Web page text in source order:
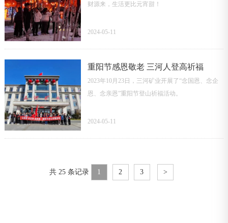
财源来，生活更比元宵甜！
2024-05-11
重阳节感恩敬老 三河人登高祈福
2023年10月23日，三河矿业开展了“念国恩、念企
恩、念亲恩”重阳节登山祈福活动。
2024-05-11
共 25 条记录 1 2 3 >